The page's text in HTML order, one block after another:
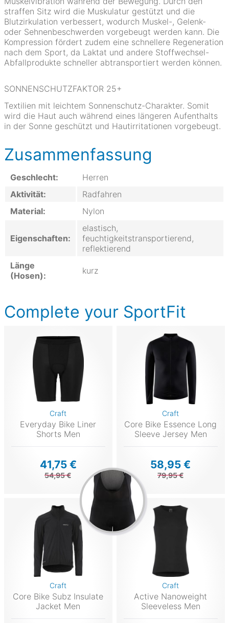
straffen Sitz wird die Muskulatur gestützt und die
Blutzirkulation verbessert, wodurch Muskel-, Gelenk-
oder Sehnenbeschwerden vorgebeugt werden kann. Die
Kompression fördert zudem eine schnellere Regeneration
nach dem Sport, da Laktat und andere Stoffwechsel-
Abfallprodukte schneller abtransportiert werden können.
SONNENSCHUTZFAKTOR 25+
Textilien mit leichtem Sonnenschutz-Charakter. Somit
wird die Haut auch während eines längeren Aufenthalts
in der Sonne geschützt und Hautirritationen vorgebeugt.
Zusammenfassung
Geschlecht:
Herren
Aktivität:
Radfahren
Material:
Nylon
Eigenschaften:
elastisch,
feuchtigkeitstransportierend,
reflektierend
Länge
(Hosen):
kurz
Complete your SportFit
Craft
Everyday Bike Liner
Shorts Men
41,75 €
54,95 €
Craft
Core Bike Essence Long
Sleeve Jersey Men
58,95 €
79,95 €
Craft
Core Bike Subz Insulate
Jacket Men
Craft
Active Nanoweight
Sleeveless Men